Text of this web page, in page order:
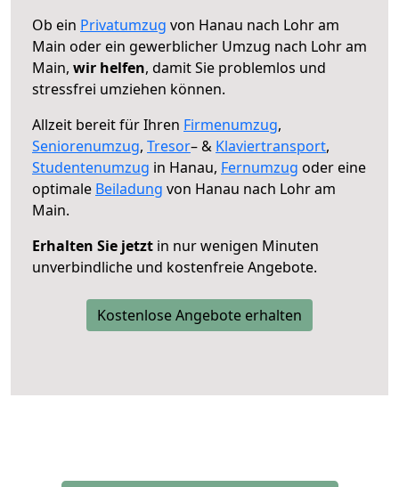
Ob ein Privatumzug von Hanau nach Lohr am
Main oder ein gewerblicher Umzug nach Lohr am
Main, wir helfen, damit Sie problemlos und
stressfrei umziehen können.
Allzeit bereit für Ihren Firmenumzug,
Seniorenumzug, Tresor– & Klaviertransport,
Studentenumzug in Hanau, Fernumzug oder eine
optimale Beiladung von Hanau nach Lohr am
Main.
Erhalten Sie jetzt in nur wenigen Minuten
unverbindliche und kostenfreie Angebote.
Kostenlose Angebote erhalten